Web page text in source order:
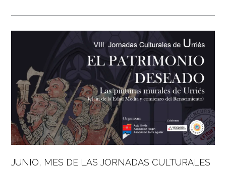
JUNIO, MES DE LAS JORNADAS CULTURALES